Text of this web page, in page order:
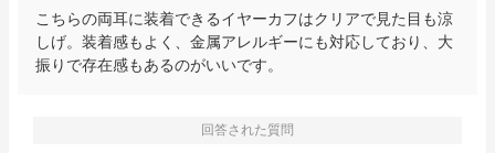
こちらの両耳に装着できるイヤーカフはクリアで見た目も涼
しげ。装着感もよく、金属アレルギーにも対応しており、大
振りで存在感もあるのがいいです。
回答された質問